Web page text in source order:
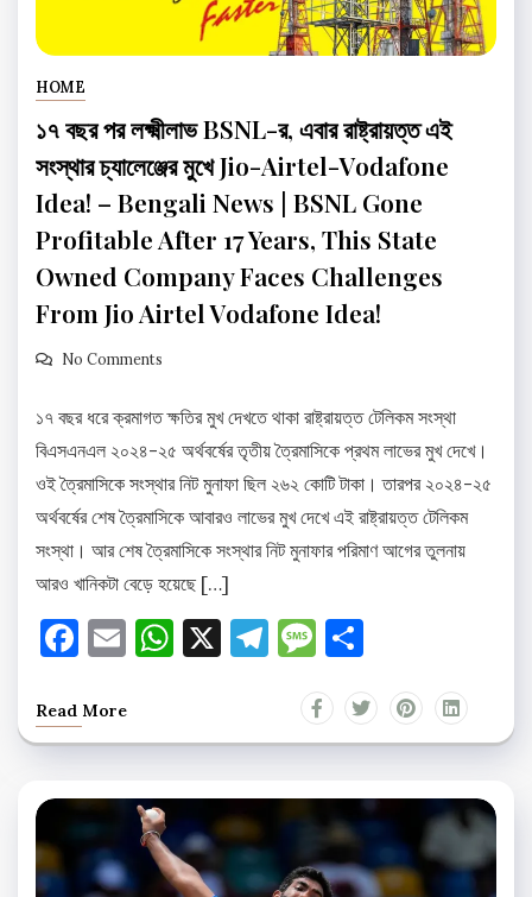
HOME
১৭ বছর পর লক্ষ্মীলাভ BSNL-র, এবার রাষ্ট্রায়ত্ত এই
সংস্থার চ্যালেঞ্জের মুখে Jio-Airtel-Vodafone
Idea! – Bengali News | BSNL Gone
Profitable After 17 Years, This State
Owned Company Faces Challenges
From Jio Airtel Vodafone Idea!
No Comments
১৭ বছর ধরে ক্রমাগত ক্ষতির মুখ দেখতে থাকা রাষ্ট্রায়ত্ত টেলিকম সংস্থা
বিএসএনএল ২০২৪-২৫ অর্থবর্ষের তৃতীয় ত্রৈমাসিকে প্রথম লাভের মুখ দেখে।
ওই ত্রৈমাসিকে সংস্থার নিট মুনাফা ছিল ২৬২ কোটি টাকা। তারপর ২০২৪-২৫
অর্থবর্ষের শেষ ত্রৈমাসিকে আবারও লাভের মুখ দেখে এই রাষ্ট্রায়ত্ত টেলিকম
সংস্থা। আর শেষ ত্রৈমাসিকে সংস্থার নিট মুনাফার পরিমাণ আগের তুলনায়
আরও খানিকটা বেড়ে হয়েছে […]
Facebook
EmailWhatsApp
X Telegram
Message
Read More